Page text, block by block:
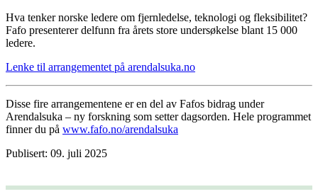
Hva tenker norske ledere om fjernledelse, teknologi og fleksibilitet?
Fafo presenterer delfunn fra årets store undersøkelse blant 15 000
ledere.
Lenke til arrangementet på arendalsuka.no
Disse fire arrangementene er en del av Fafos bidrag under
Arendalsuka – ny forskning som setter dagsorden. Hele programmet
finner du på www.fafo.no/arendalsuka
Publisert: 09. juli 2025